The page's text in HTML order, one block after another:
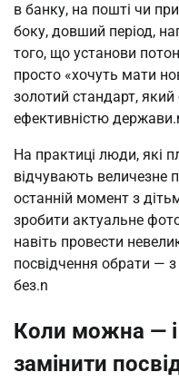
в банку, на пошті чи
боку, довший період,
того, що установи
просто «хочуть мати
золотий стандарт,
ефективністю
На практиці люди, які
відчувають величезне
останній момент з
зробити актуальне
навіть провести
посвідчення обрати —
без.n
Коли можна — і
замінити